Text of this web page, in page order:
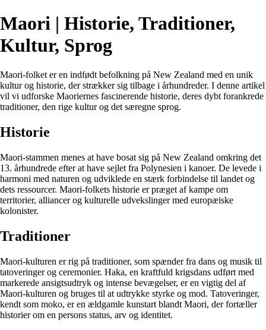
Maori | Historie, Traditioner,
Kultur, Sprog
Maori-folket er en indfødt befolkning på New Zealand med en unik
kultur og historie, der strækker sig tilbage i århundreder. I denne artikel
vil vi udforske Maoriernes fascinerende historie, deres dybt forankrede
traditioner, den rige kultur og det særegne sprog.
Historie
Maori-stammen menes at have bosat sig på New Zealand omkring det
13. århundrede efter at have sejlet fra Polynesien i kanoer. De levede i
harmoni med naturen og udviklede en stærk forbindelse til landet og
dets ressourcer. Maori-folkets historie er præget af kampe om
territorier, alliancer og kulturelle udvekslinger med europæiske
kolonister.
Traditioner
Maori-kulturen er rig på traditioner, som spænder fra dans og musik til
tatoveringer og ceremonier. Haka, en kraftfuld krigsdans udført med
markerede ansigtsudtryk og intense bevægelser, er en vigtig del af
Maori-kulturen og bruges til at udtrykke styrke og mod. Tatoveringer,
kendt som moko, er en ældgamle kunstart blandt Maori, der fortæller
historier om en persons status, arv og identitet.